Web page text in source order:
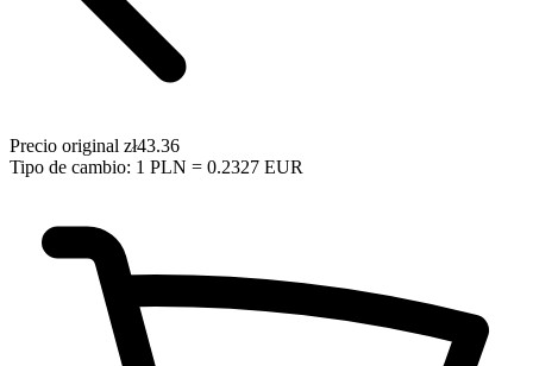
Precio original zł43.36
Tipo de cambio: 1 PLN = 0.2327 EUR